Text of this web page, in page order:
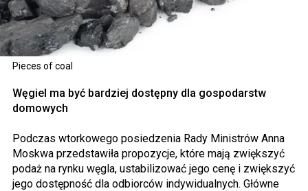
Pieces of coal
Węgiel ma być bardziej dostępny dla gospodarstw
domowych
Podczas wtorkowego posiedzenia Rady Ministrów Anna
Moskwa przedstawiła propozycje, które mają zwiększyć
podaż na rynku węgla, ustabilizować jego cenę i zwiększyć
jego dostępność dla odbiorców indywidualnych. Główne